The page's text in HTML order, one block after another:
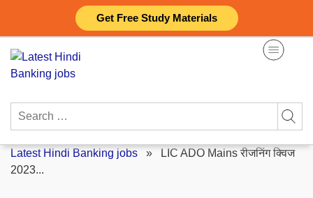
Get Free Study Materials
content
Search
Latest Hindi Banking jobs » LIC ADO Mains रीजनिंग क्विज
2023...